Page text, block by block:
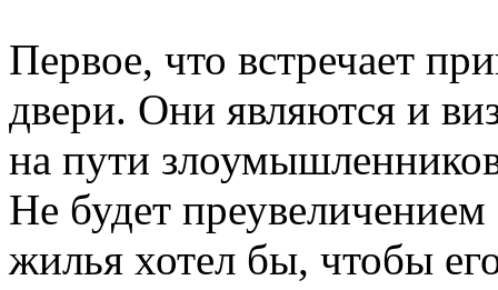
Первое, что встречает
двери. Они являются и
на пути
Не будет
жилья хотел бы, чтобы